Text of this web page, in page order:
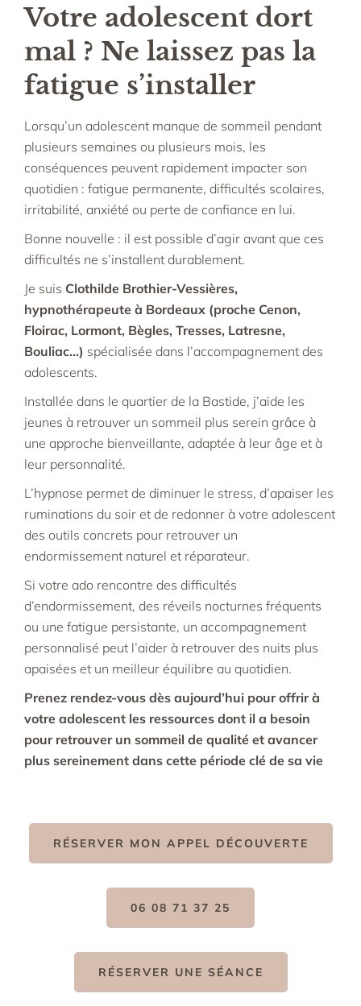
Votre adolescent dort
mal ? Ne laissez pas la
fatigue s’installer
Lorsqu’un adolescent manque de sommeil pendant
plusieurs semaines ou plusieurs mois, les
conséquences peuvent rapidement impacter son
quotidien : fatigue permanente, difficultés scolaires,
irritabilité, anxiété ou perte de confiance en lui.
Bonne nouvelle : il est possible d’agir avant que ces
difficultés ne s’installent durablement.
Je suis Clothilde Brothier-Vessières,
hypnothérapeute à Bordeaux (proche Cenon,
Floirac, Lormont, Bègles, Tresses, Latresne,
Bouliac…) spécialisée dans l’accompagnement des
adolescents.
Installée dans le quartier de la Bastide, j’aide les
jeunes à retrouver un sommeil plus serein grâce à
une approche bienveillante, adaptée à leur âge et à
leur personnalité.
L’hypnose permet de diminuer le stress, d’apaiser les
ruminations du soir et de redonner à votre adolescent
des outils concrets pour retrouver un
endormissement naturel et réparateur.
Si votre ado rencontre des difficultés
d’endormissement, des réveils nocturnes fréquents
ou une fatigue persistante, un accompagnement
personnalisé peut l’aider à retrouver des nuits plus
apaisées et un meilleur équilibre au quotidien.
Prenez rendez-vous dès aujourd’hui pour offrir à
votre adolescent les ressources dont il a besoin
pour retrouver un sommeil de qualité et avancer
plus sereinement dans cette période clé de sa vie
RÉSERVER MON APPEL DÉCOUVERTE
06 08 71 37 25
RÉSERVER UNE SÉANCE